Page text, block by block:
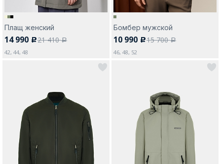
Плащ женский
14 990 c21 410a
42, 44, 48
Бомбер мужской
10 990 c15 700a
46, 48, 52